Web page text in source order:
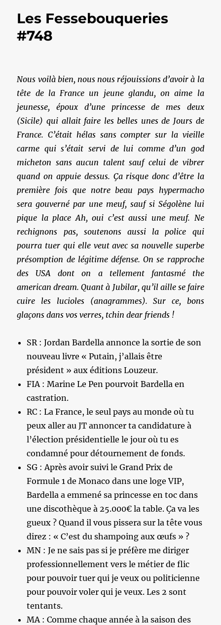
Les Fessebouqueries
#748
Nous voilà bien, nous nous réjouissions d’avoir à la
tête de la France un jeune glandu, on aime la
jeunesse, époux d’une princesse de mes deux
(Sicile) qui allait faire les belles unes de Jours de
France. C’était hélas sans compter sur la vieille
carme qui s’était servi de lui comme d’un god
micheton sans aucun talent sauf celui de vibrer
quand on appuie dessus. Ça risque donc d’être la
première fois que notre beau pays hypermacho
sera gouverné par une meuf, sauf si Ségolène lui
pique la place Ah, oui c’est aussi une meuf. Ne
rechignons pas, soutenons aussi la police qui
pourra tuer qui elle veut avec sa nouvelle superbe
présomption de légitime défense. On se rapproche
des USA dont on a tellement fantasmé the
american dream. Quant à Jubilar, qu’il aille se faire
cuire les lucioles (anagrammes). Sur ce, bons
glaçons dans vos verres, tchin dear friends !
SR : Jordan Bardella annonce la sortie de son
nouveau livre « Putain, j’allais être
président » aux éditions Louzeur.
FIA : Marine Le Pen pourvoit Bardella en
castration.
RC : La France, le seul pays au monde où tu
peux aller au JT annoncer ta candidature à
l’élection présidentielle le jour où tu es
condamné pour détournement de fonds.
SG : Après avoir suivi le Grand Prix de
Formule 1 de Monaco dans une loge VIP,
Bardella a emmené sa princesse en toc dans
une discothèque à 25.000€ la table. Ça va les
gueux ? Quand il vous pissera sur la tête vous
direz : « C’est du shampoing aux œufs » ?
MN : Je ne sais pas si je préfère me diriger
professionnellement vers le métier de flic
pour pouvoir tuer qui je veux ou politicienne
pour pouvoir voler qui je veux. Les 2 sont
tentants.
MA : Comme chaque année à la saison des